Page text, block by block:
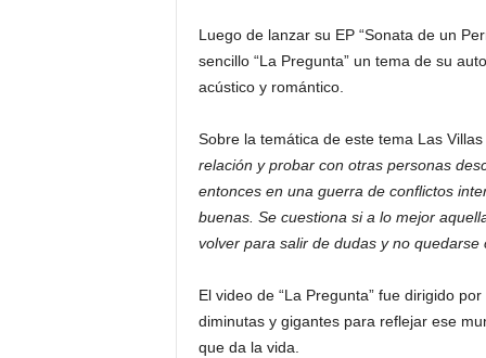
Luego de lanzar su EP “Sonata de un
sencillo “La Pregunta” un tema de su
acústico y romántico.
Sobre la temática de este tema Las Villas
relación y probar con otras personas
entonces en una guerra de conflictos
buenas. Se cuestiona si a lo mejor
volver para salir de dudas y no quedarse
El video de “La Pregunta” fue dirigido
diminutas y gigantes para reflejar ese
que da la vida.